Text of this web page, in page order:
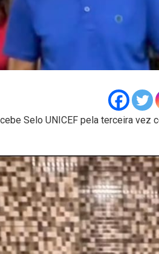
Selo UNICEF pela terceira vez